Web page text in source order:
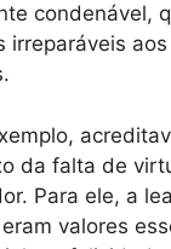
condenável,
irreparáveis
da falta de
Para ele, a
valores